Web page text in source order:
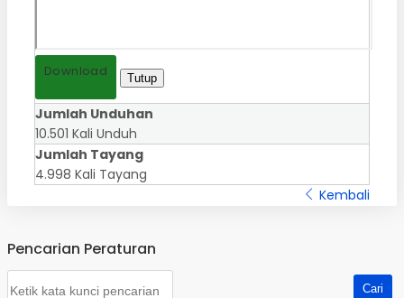
Download Tutup
Jumlah Unduhan
10.501 Kali Unduh
Jumlah Tayang
4.998 Kali Tayang
Kembali
Pencarian Peraturan